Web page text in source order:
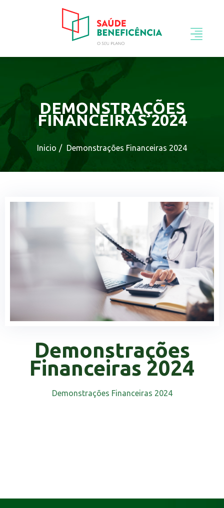
DEMONSTRAÇÕES
FINANCEIRAS 2024
Inicio Demonstrações Financeiras 2024
Demonstrações
Financeiras 2024
Demonstrações Financeiras 2024